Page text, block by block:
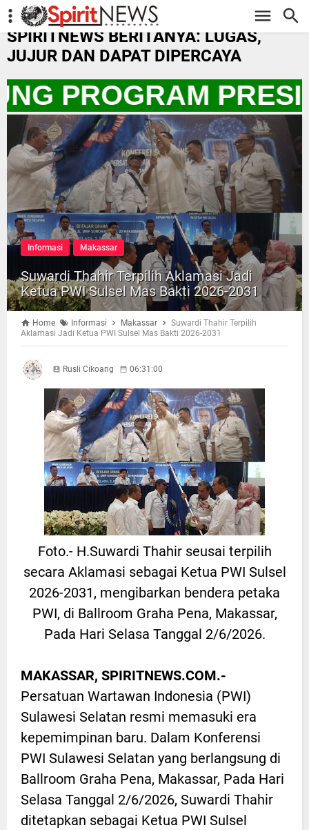
-->
SPIRITNEWS BERITANYA: LUGAS,
JUJUR DAN DAPAT DIPERCAYA
PROGRAM
Informasi Makassar
Suwardi Thahir Terpilih Aklamasi Jadi
Ketua PWI Sulsel Mas Bakti 2026-2031
Home Informasi Makassar
Suwardi Thahir Terpilih
Aklamasi Jadi Ketua PWI Sulsel Mas Bakti 2026-2031
Rusli Cikoang 06:31:00
Foto.- H.Suwardi Thahir seusai terpilih
secara Aklamasi sebagai Ketua PWI Sulsel
2026-2031, mengibarkan bendera petaka
PWI, di Ballroom Graha Pena, Makassar,
Pada Hari Selasa Tanggal 2/6/2026.
MAKASSAR, SPIRITNEWS.COM.-
Persatuan Wartawan Indonesia (PWI)
Sulawesi Selatan resmi memasuki era
kepemimpinan baru. Dalam Konferensi
PWI Sulawesi Selatan yang berlangsung di
Ballroom Graha Pena, Makassar, Pada Hari
Selasa Tanggal 2/6/2026, Suwardi Thahir
ditetapkan sebagai Ketua PWI Sulsel